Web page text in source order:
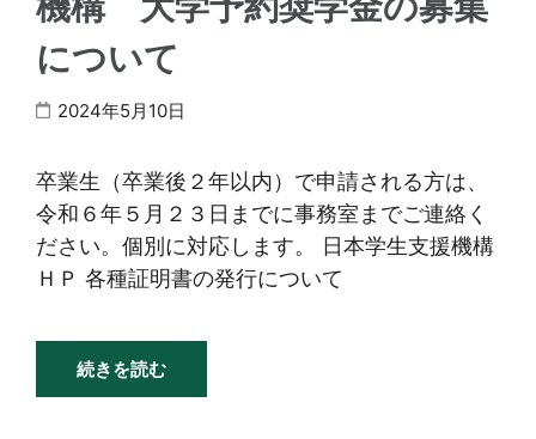
について
2024年5月10日
卒業生（卒業後２年以内）で申請される方は、
令和６年５月２３日までに事務室までご連絡く
ださい。個別に対応します。 日本学生支援機構
ＨＰ 各種証明書の発行について
続きを読む